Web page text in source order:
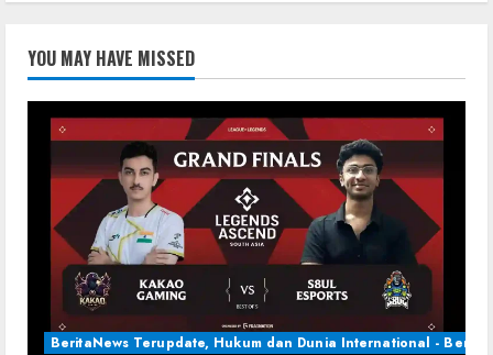
YOU MAY HAVE MISSED
BeritaNews Terupdate, Hukum dan Dunia International - Berita